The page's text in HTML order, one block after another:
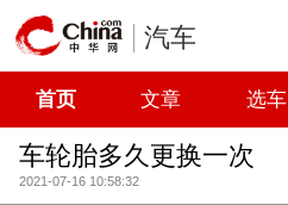
汽车
首页 文章 选车
车轮胎多久更换一次
2021-07-16 10:58:32